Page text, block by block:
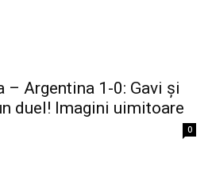
– Argentina 1-0: Gavi și
duel! Imagini uimitoare
0